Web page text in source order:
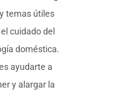
temas útiles
cuidado del
doméstica.
ayudarte a
y alargar la